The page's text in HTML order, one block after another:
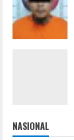
NASIONAL
Jakarta